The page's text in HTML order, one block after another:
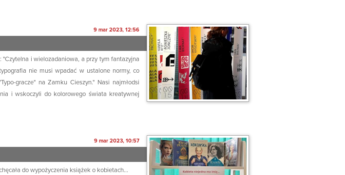
9 mar 2023, 12:56
"Czytelna i wielozadaniowa, a przy tym fantazyjna
nie musi wpadać w ustalone normy, co
gracze" na Zamku Cieszyn." Nasi najmłodsi
i wskoczyli do kolorowego świata kreatywnej
9 mar 2023, 10:57
do wypożyczenia książek o kobietach…